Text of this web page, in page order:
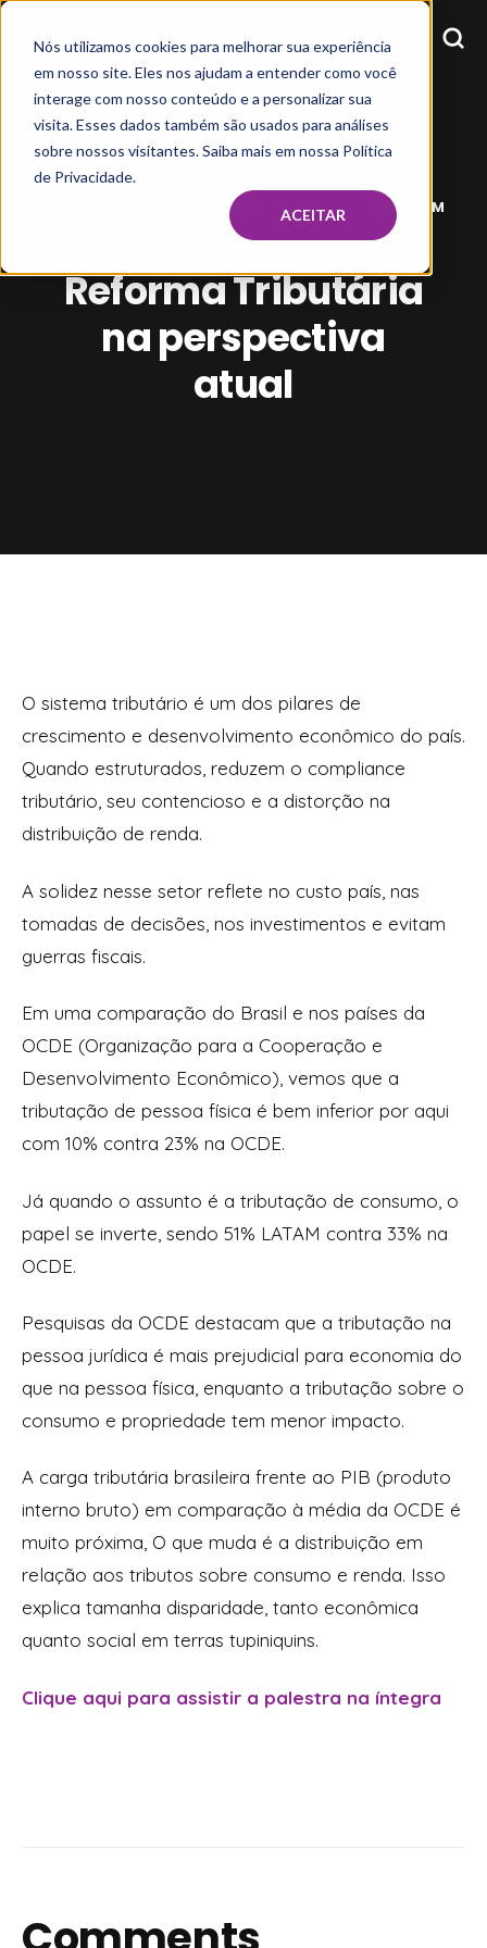
Nós utilizamos cookies para melhorar sua experiência
em nosso site. Eles nos ajudam a entender como você
interage com nosso conteúdo e a personalizar sua
visita. Esses dados também são usados para análises
sobre nossos visitantes. Saiba mais em nossa Política
de Privacidade.
ACEITAR
MAR 28, 2023, 12:00:00 PM
Reforma Tributária
na perspectiva
atual
O sistema tributário é um dos pilares de
crescimento e desenvolvimento econômico do país.
Quando estruturados, reduzem o compliance
tributário, seu contencioso e a distorção na
distribuição de renda.
A solidez nesse setor reflete no custo país, nas
tomadas de decisões, nos investimentos e evitam
guerras fiscais.
Em uma comparação do Brasil e nos países da
OCDE (Organização para a Cooperação e
Desenvolvimento Econômico), vemos que a
tributação de pessoa física é bem inferior por aqui
com 10% contra 23% na OCDE.
Já quando o assunto é a tributação de consumo, o
papel se inverte, sendo 51% LATAM contra 33% na
OCDE.
Pesquisas da OCDE destacam que a tributação na
pessoa jurídica é mais prejudicial para economia do
que na pessoa física, enquanto a tributação sobre o
consumo e propriedade tem menor impacto.
A carga tributária brasileira frente ao PIB (produto
interno bruto) em comparação à média da OCDE é
muito próxima, O que muda é a distribuição em
relação aos tributos sobre consumo e renda. Isso
explica tamanha disparidade, tanto econômica
quanto social em terras tupiniquins.
Clique aqui para assistir a palestra na íntegra